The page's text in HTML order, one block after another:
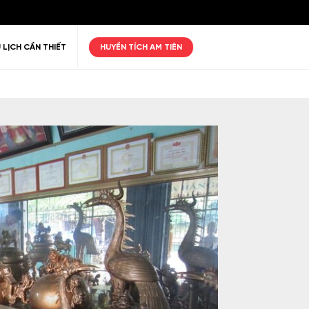
CẦN THIẾT HUYỀN TÍCH AM TIÊN
giãn Thiên nhiên Golf